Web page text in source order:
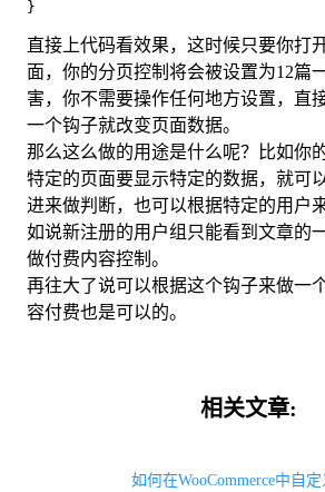
直接上代码看效果，这时候只要你打
面，你的分页控制将会被设置为12篇
害，你不需要操作任何地方设置，直
一个钩子就改变页面数据。
那么这么做的用途是什么呢？比如你
特定的页面要显示特定的数据，就可
进来做判断，也可以根据特定的用户
如说新注册的用户组只能看到文章的
做付费内容控制。
再往大了说可以根据这个钩子来做一
容付费也是可以的。
相关文章:
如何在WooCommerce中自